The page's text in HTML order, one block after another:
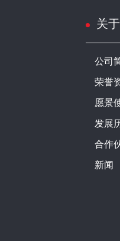
关
公司
荣誉
愿景
发展
合作
新闻